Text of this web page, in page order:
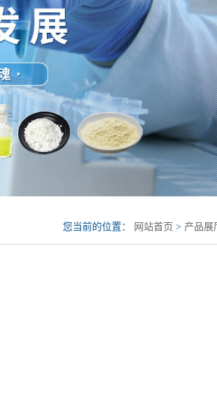
您当前的位置： 网站首页 > 产品展